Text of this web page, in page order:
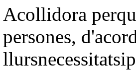
Acollidora
persones,